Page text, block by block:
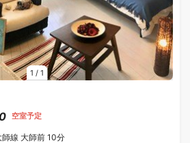
1 / 1
空室予定
師線 大師前 10分